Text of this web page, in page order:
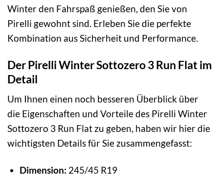
Winter den Fahrspaß genießen, den Sie von
Pirelli gewohnt sind. Erleben Sie die perfekte
Kombination aus Sicherheit und Performance.
Der Pirelli Winter Sottozero 3 Run Flat im
Detail
Um Ihnen einen noch besseren Überblick über
die Eigenschaften und Vorteile des Pirelli Winter
Sottozero 3 Run Flat zu geben, haben wir hier die
wichtigsten Details für Sie zusammengefasst:
Dimension: 245/45 R19